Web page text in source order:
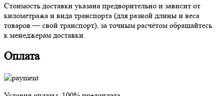
Стоимость доставки указана предворительно и зависит от
километража и вида транспорта (для разной длины и веса
товаров — свой транспорт), за точным расчётом обращайтесь
к менеджерам доставки.
Оплата